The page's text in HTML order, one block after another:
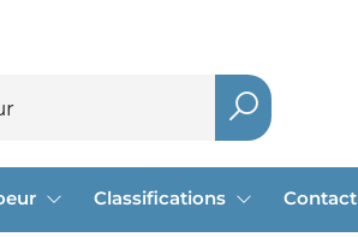
Classifications Contact